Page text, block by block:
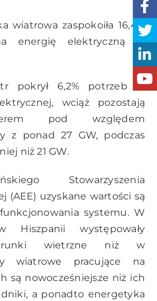
wiatrowa zaspokoiła 16,4%
energię elektryczną w
pokrył 6,2% potrzeb w
wciąż pozostają
pod względem
z ponad 27 GW, podczas
niż 21 GW.
Stowarzyszenia
(AEE) uzyskane wartości są
systemu. W
Hiszpanii występowały
wietrzne niż w
wiatrowe pracujące na
są nowocześniejsze niż ich
a ponadto energetyka